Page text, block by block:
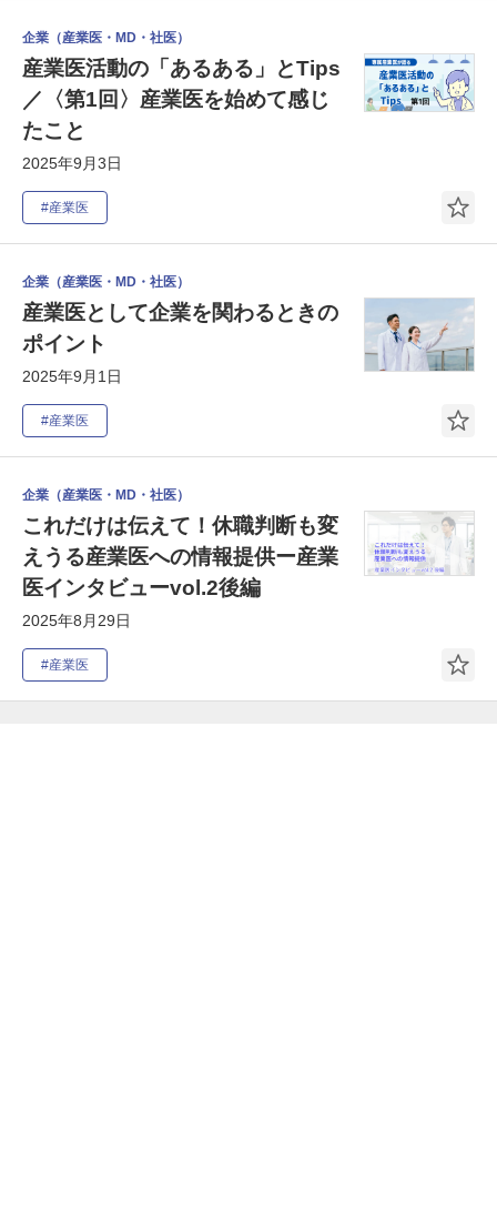
企業（産業医・MD・社医）
産業医活動の「あるある」とTips
／〈第1回〉産業医を始めて感じ
たこと
2025年9月3日
#産業医
企業（産業医・MD・社医）
産業医として企業を関わるときの
ポイント
2025年9月1日
#産業医
企業（産業医・MD・社医）
これだけは伝えて！休職判断も変
えうる産業医への情報提供ー産業
医インタビューvol.2後編
2025年8月29日
#産業医